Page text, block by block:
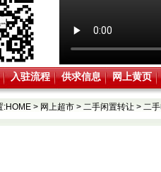
入驻流程 供求信息 网上黄页
:HOME> 网上超市> 二手闲置转让> 二